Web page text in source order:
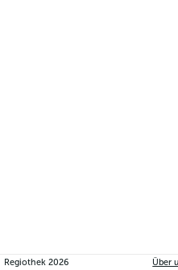
Regiothek2026 Über